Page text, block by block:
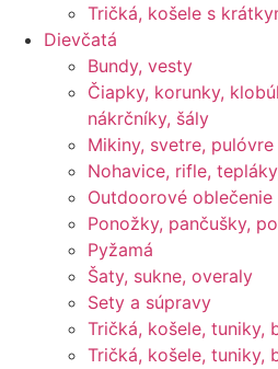
Tričká, košele s
Dievčatá
Bundy, vesty
Čiapky, korunky,
nákrčníky, šály
Mikiny, svetre, pulóvre
Nohavice, rifle,
Outdoorové oblečenie
Ponožky, pančušky,
Pyžamá
Šaty, sukne, overaly
Sety a súpravy
Tričká, košele, tuniky,
Tričká, košele, tuniky,